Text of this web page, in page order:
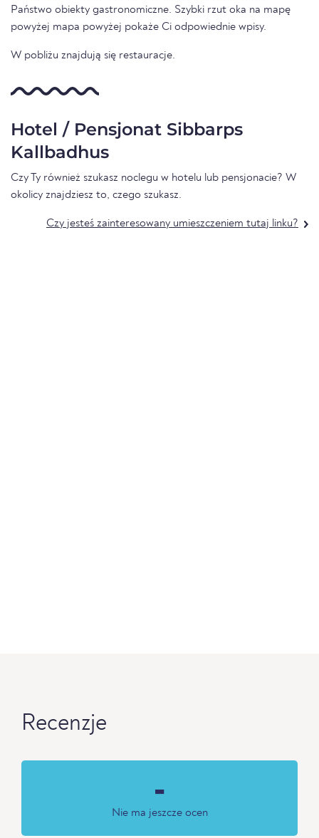
Państwo obiekty gastronomiczne. Szybki rzut oka na mapę
powyżej mapa powyżej pokaże Ci odpowiednie wpisy.
W pobliżu znajdują się restauracje.
Hotel / Pensjonat Sibbarps
Kallbadhus
Czy Ty również szukasz noclegu w hotelu lub pensjonacie? W
okolicy znajdziesz to, czego szukasz.
Czy jesteś zainteresowany umieszczeniem tutaj linku?
Recenzje
-
Nie ma jeszcze ocen